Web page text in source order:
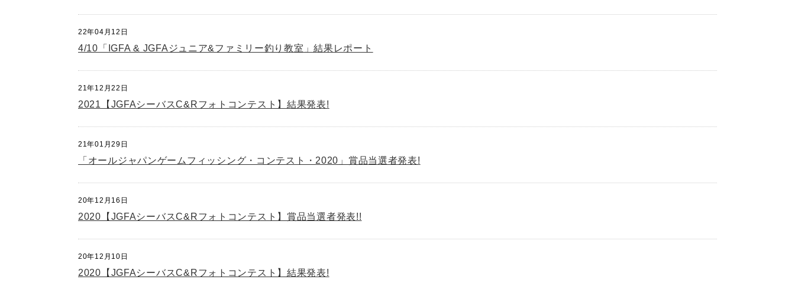
22年04月12日
4/10「IGFA & JGFAジュニア&ファミリー釣り教室」結果レポート
21年12月22日
2021【JGFAシーバスC&Rフォトコンテスト】結果発表!
21年01月29日
「オールジャパンゲームフィッシング・コンテスト・2020」賞品当選者発表!
20年12月16日
2020【JGFAシーバスC&Rフォトコンテスト】賞品当選者発表!!
20年12月10日
2020【JGFAシーバスC&Rフォトコンテスト】結果発表!